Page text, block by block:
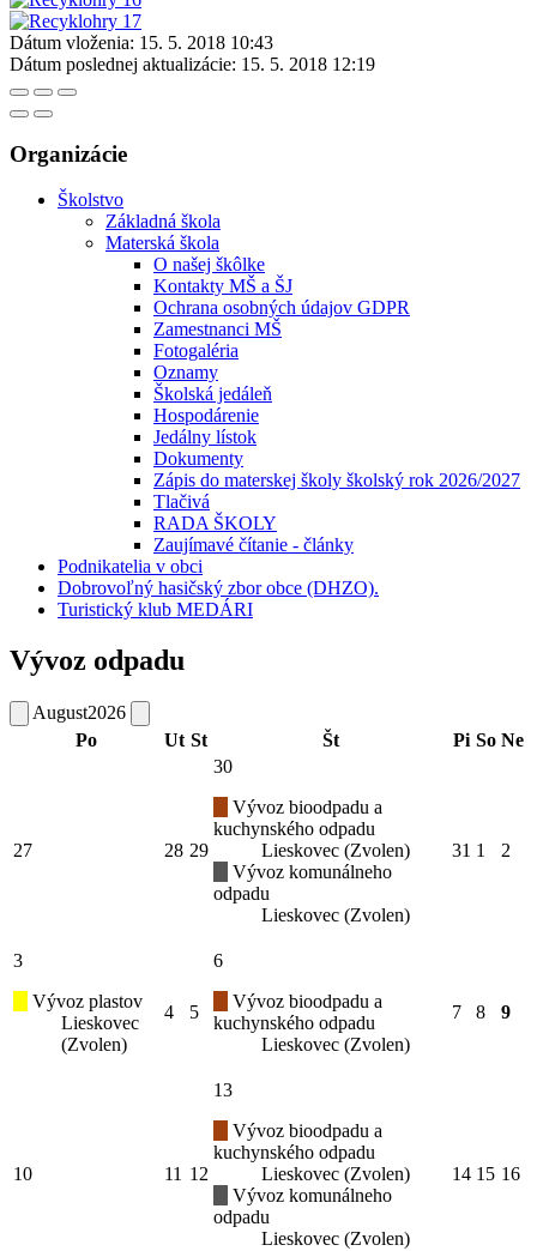
Dátum vloženia: 15. 5. 2018 10:43
Dátum poslednej aktualizácie: 15. 5. 2018 12:19
Organizácie
Školstvo
Základná škola
Materská škola
O našej škôlke
Kontakty MŠ a ŠJ
Ochrana osobných údajov GDPR
Zamestnanci MŠ
Fotogaléria
Oznamy
Školská jedáleň
Hospodárenie
Jedálny lístok
Dokumenty
Zápis do materskej školy školský rok 2026/2027
Tlačivá
RADA ŠKOLY
Zaujímavé čítanie - články
Podnikatelia v obci
Dobrovoľný hasičský zbor obce (DHZO).
Turistický klub MEDÁRI
Vývoz odpadu
August2026
Po
Ut St Št Pi So Ne
27 28 29
30
Vývoz bioodpadu a
kuchynského odpadu
Lieskovec (Zvolen)
Vývoz komunálneho
odpadu
Lieskovec (Zvolen)
31 1 2
3
Vývoz plastov
Lieskovec
(Zvolen)
4 5
6
Vývoz bioodpadu a
kuchynského odpadu
Lieskovec (Zvolen)
7 8 9
10 11 12
13
Vývoz bioodpadu a
kuchynského odpadu
Lieskovec (Zvolen)
Vývoz komunálneho
odpadu
Lieskovec (Zvolen)
14 15 16